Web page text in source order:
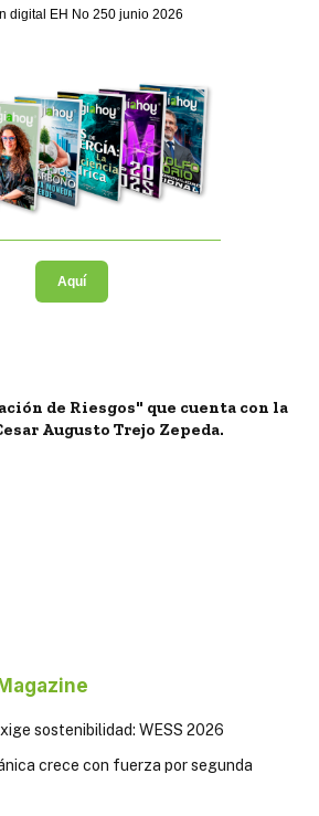
digital EH No 250 junio 2026
Aquí
de Riesgos" que cuenta con la
Augusto Trejo Zepeda.
sostenibilidad: WESS 2026
crece con fuerza por segunda